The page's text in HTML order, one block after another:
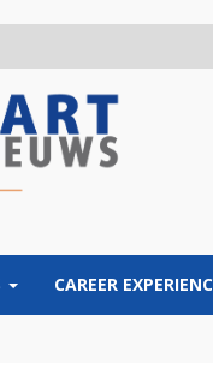
CAREER